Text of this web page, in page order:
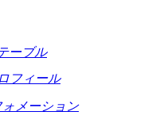
ーブル
フィール
ォメーション